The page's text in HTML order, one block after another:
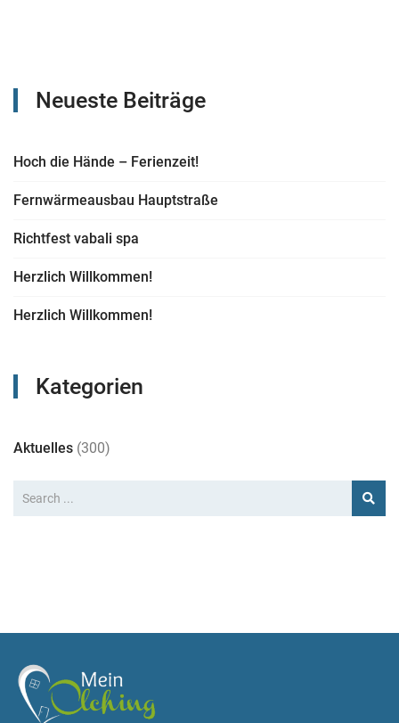
Neueste Beiträge
Hoch die Hände – Ferienzeit!
Fernwärmeausbau Hauptstraße
Richtfest vabali spa
Herzlich Willkommen!
Herzlich Willkommen!
Kategorien
Aktuelles (300)